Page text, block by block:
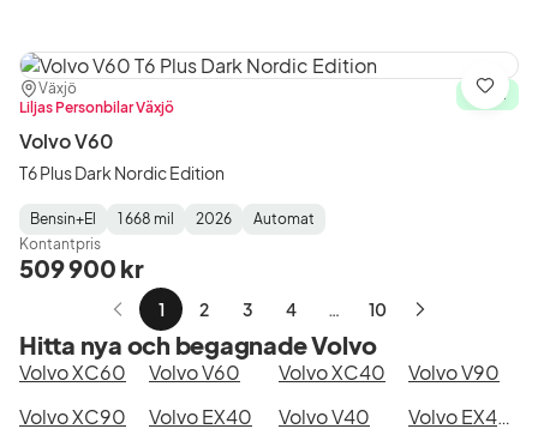
Plats:
Växjö
Återförsäljare:
Liljas Personbilar Växjö
I lager
Volvo V60
T6 Plus Dark Nordic Edition
Fuel
Type:
Bensin+El
Mätarställning:
1 668 mil
Model
Year:
2026
Gearbox
Type:
Automat
Kontantpris
509 900 kr
Spara
1 2 3 4 … 10
Nästa
Hitta nya och begagnade Volvo
Volvo XC60 Volvo V60 Volvo XC40
Volvo V90
Volvo XC90
Volvo EX40 Volvo V40
Volvo EX40 Single Motor Extended Range